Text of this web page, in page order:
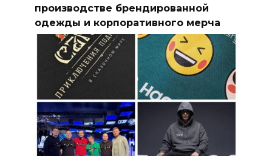
производстве брендированной
одежды и корпоративного мерча